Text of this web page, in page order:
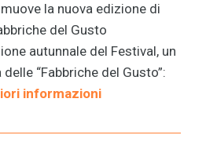
la nuova edizione di
del Gusto
autunnale del Festival, un
“Fabbriche del Gusto”:
informazioni